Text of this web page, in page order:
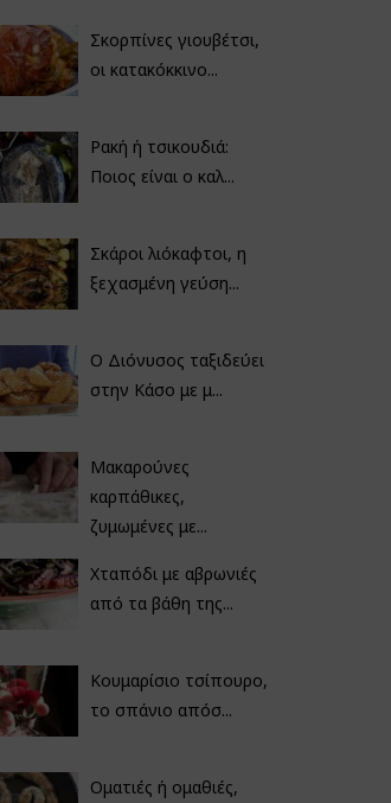
Σκορπίνες γιουβέτσι,
οι κατακόκκινο...
Ρακή ή τσικουδιά:
Ποιος είναι ο καλ...
Σκάροι λιόκαφτοι, η
ξεχασμένη γεύση...
Ο Διόνυσος ταξιδεύει
στην Κάσο με μ...
Μακαρούνες
καρπάθικες,
ζυμωμένες με...
Χταπόδι με αβρωνιές
από τα βάθη της...
Κουμαρίσιο τσίπουρο,
το σπάνιο απόσ...
Οματιές ή ομαθιές,